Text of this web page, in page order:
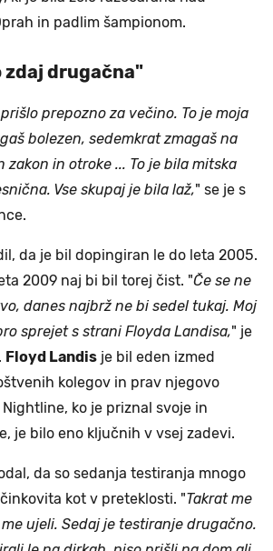
in padlim šampionom.
zdaj drugačna"
prepozno za večino. To je moja
bolezen, sedemkrat zmagaš na
zakon in otroke ... To je bila mitska
Vse skupaj je bila laž," se je s
da je bil dopingiran le do leta 2005.
2009 naj bi bil torej čist. "Če se ne
danes najbrž ne bi sedel tukaj. Moj
sprejet s strani Floyda Landisa," je
Floyd Landis je bil eden izmed
kolegov in prav njegovo
ko je priznal svoje in
je bilo eno ključnih v vsej zadevi.
da so sedanja testiranja mnogo
kot v preteklosti. "Takrat me
ujeli. Sedaj je testiranje drugačno.